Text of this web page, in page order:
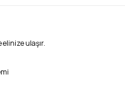
ulaşır.